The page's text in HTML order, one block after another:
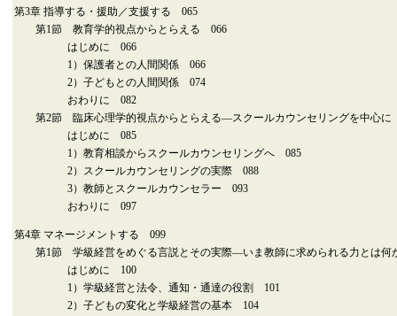
第3章 指導する・援助／支援する 065
第1節 教育学的視点からとらえる 066
はじめに 066
1）保護者との人間関係 066
2）子どもとの人間関係 074
おわりに 082
第2節 臨床心理学的視点からとらえる―スクールカウンセリングを中心
はじめに 085
1）教育相談からスクールカウンセリングへ 085
2）スクールカウンセリングの実際 088
3）教師とスクールカウンセラー 093
おわりに 097
第4章 マネージメントする 099
第1節 学級経営をめぐる言説とその実際―いま教師に求められる力とは
はじめに 100
1）学級経営と法令、通知・通達の役割 101
2）子どもの変化と学級経営の基本 104